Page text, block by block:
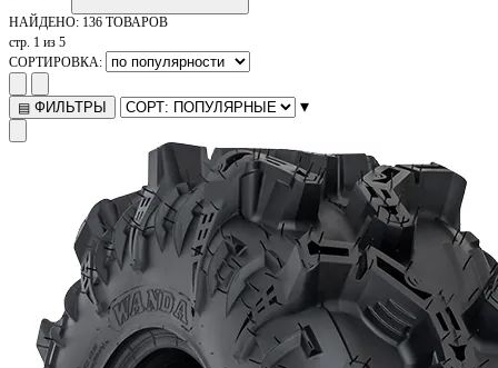
НАЙДЕНО: 136 ТОВАРОВ
стр. 1 из 5
СОРТИРОВКА:
▤ ФИЛЬТРЫ ▾